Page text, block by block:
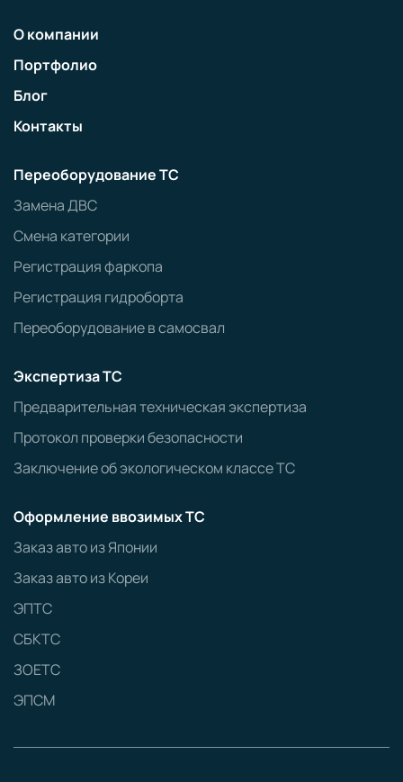
О компании
Портфолио
Блог
Контакты
Переоборудование ТС
Замена ДВС
Смена категории
Регистрация фаркопа
Регистрация гидроборта
Переоборудование в самосвал
Экспертиза ТС
Предварительная техническая экспертиза
Протокол проверки безопасности
Заключение об экологическом классе ТС
Оформление ввозимых ТС
Заказ авто из Японии
Заказ авто из Кореи
ЭПТС
СБКТС
ЗОЕТС
ЭПСМ